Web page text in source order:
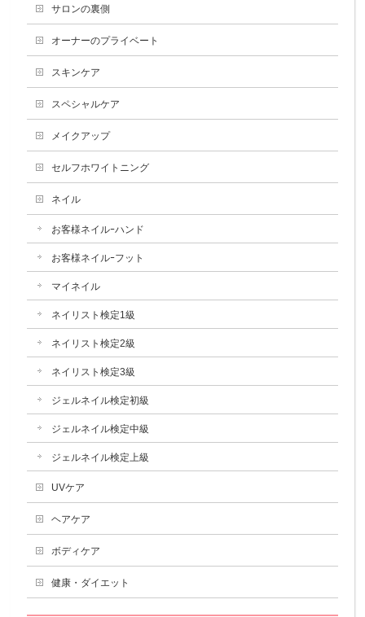
サロンの裏側
オーナーのプライベート
スキンケア
スペシャルケア
メイクアップ
セルフホワイトニング
ネイル
お客様ネイルｰハンド
お客様ネイルｰフット
マイネイル
ネイリスト検定1級
ネイリスト検定2級
ネイリスト検定3級
ジェルネイル検定初級
ジェルネイル検定中級
ジェルネイル検定上級
UVケア
ヘアケア
ボディケア
健康・ダイエット